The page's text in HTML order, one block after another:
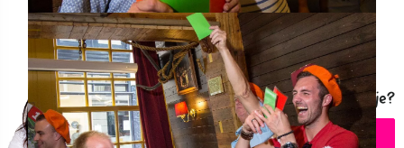
Vragen over dit uitje?
CHAT MET ANGELA